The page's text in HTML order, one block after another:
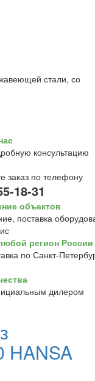
стали, со
консультацию
заказ по телефону
18-31
объектов
поставка
регион России
по Санкт-
дилером
HANSA